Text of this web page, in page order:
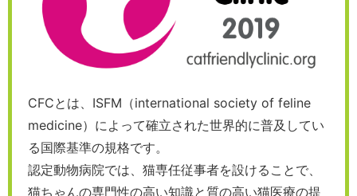
CFCとは、ISFM（international society of feline
medicine）によって確立された世界的に普及してい
る国際基準の規格です。
認定動物病院では、猫専任従事者を設けることで、
猫ちゃんの専門性の高い知識と質の高い猫医療の提